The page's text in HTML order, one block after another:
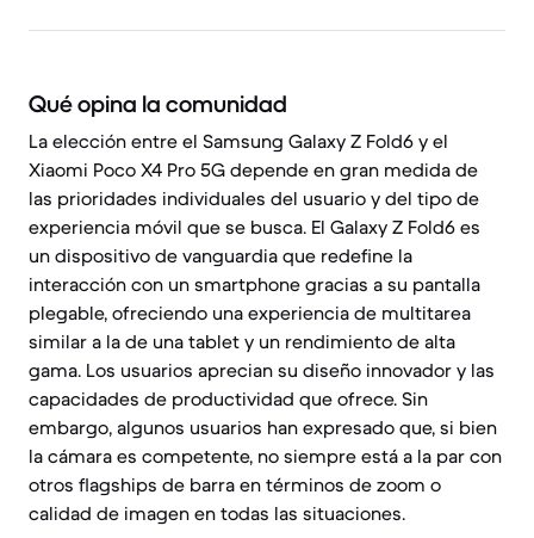
Qué opina la comunidad
La elección entre el Samsung Galaxy Z Fold6 y el
Xiaomi Poco X4 Pro 5G depende en gran medida de
las prioridades individuales del usuario y del tipo de
experiencia móvil que se busca. El Galaxy Z Fold6 es
un dispositivo de vanguardia que redefine la
interacción con un smartphone gracias a su pantalla
plegable, ofreciendo una experiencia de multitarea
similar a la de una tablet y un rendimiento de alta
gama. Los usuarios aprecian su diseño innovador y las
capacidades de productividad que ofrece. Sin
embargo, algunos usuarios han expresado que, si bien
la cámara es competente, no siempre está a la par con
otros flagships de barra en términos de zoom o
calidad de imagen en todas las situaciones.